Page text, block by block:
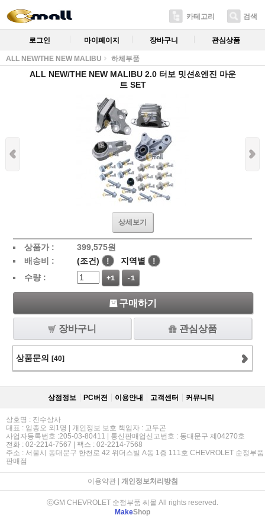
카테고리 검색
로그인 마이페이지 장바구니 관심상품
ALL NEW/THE NEW MALIBU 하체부품
ALL NEW/THE NEW MALIBU 2.0 터보 밋션&엔진 마운
트 SET
상세보기
상품가 : 399,575원
배송비 :
(조건) ! 지역별
!
수량 :
+1 -1
구매하기
장바구니 관심상품
상품문의 [40]
상점정보 PC버젼 이용안내 고객센터 커뮤니티
상호명 : 진수상사
대표 : 임종오 외1명 | 개인정보 보호 책임자 : 고두곤
사업자등록번호 :205-03-80411 | 통신판매업신고번호 : 동대문구 제04270호
전화 : 02-2214-7567 | 팩스 : 02-2214-7568
주소 : 서울시 동대문구 한천로 42 위더스빌 A동 1층 111호 CHEVROLET 순정부품
판매점
이용약관| 개인정보처리방침
ⓒGM CHEVROLET 순정부품 씨몰 All rights reserved.
MakeShop